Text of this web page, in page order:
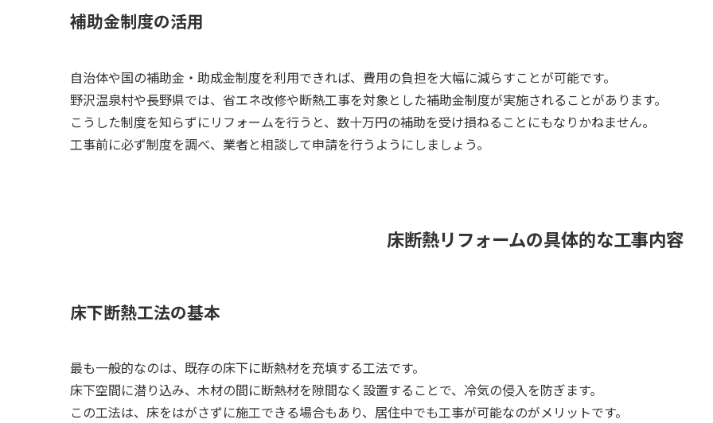
補助金制度の活用
自治体や国の補助金・助成金制度を利用できれば、費用の負担を大幅に減らすことが可能です。
野沢温泉村や長野県では、省エネ改修や断熱工事を対象とした補助金制度が実施されることがあります。
こうした制度を知らずにリフォームを行うと、数十万円の補助を受け損ねることにもなりかねません。
工事前に必ず制度を調べ、業者と相談して申請を行うようにしましょう。
床断熱リフォームの具体的な工事内容
床下断熱工法の基本
最も一般的なのは、既存の床下に断熱材を充填する工法です。
床下空間に潜り込み、木材の間に断熱材を隙間なく設置することで、冷気の侵入を防ぎます。
この工法は、床をはがさずに施工できる場合もあり、居住中でも工事が可能なのがメリットです。